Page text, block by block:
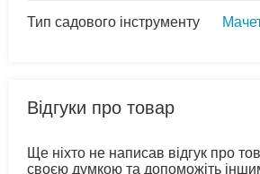
Тип садового інструменту
Відгуки про товар
Ще ніхто не написав відгук про
своєю думкою та допоможіть